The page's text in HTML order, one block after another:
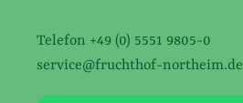
Telefon +49 (0) 5551 9805-0
service@fruchthof-northeim.de